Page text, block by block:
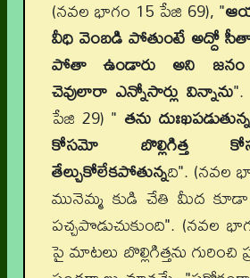
(నవల భాగం 15 పేజి 69), "
వీధి వెంబడి పోతుంటే అద్దో
పోతా ఉండారు అని జనం
చెవులారా ఎన్నోసార్లు విన్నాను
పేజి 29) " తను
కోసమో బొల్లిగిత్త
తేల్చుకోలేకపోతున్నది". (నవల
మునెమ్మ కుడి చేతి మీద కూడా
పచ్చపొడుచుకుంది". (నవల
పై మాటలు బొల్లిగిత్తను గురించి